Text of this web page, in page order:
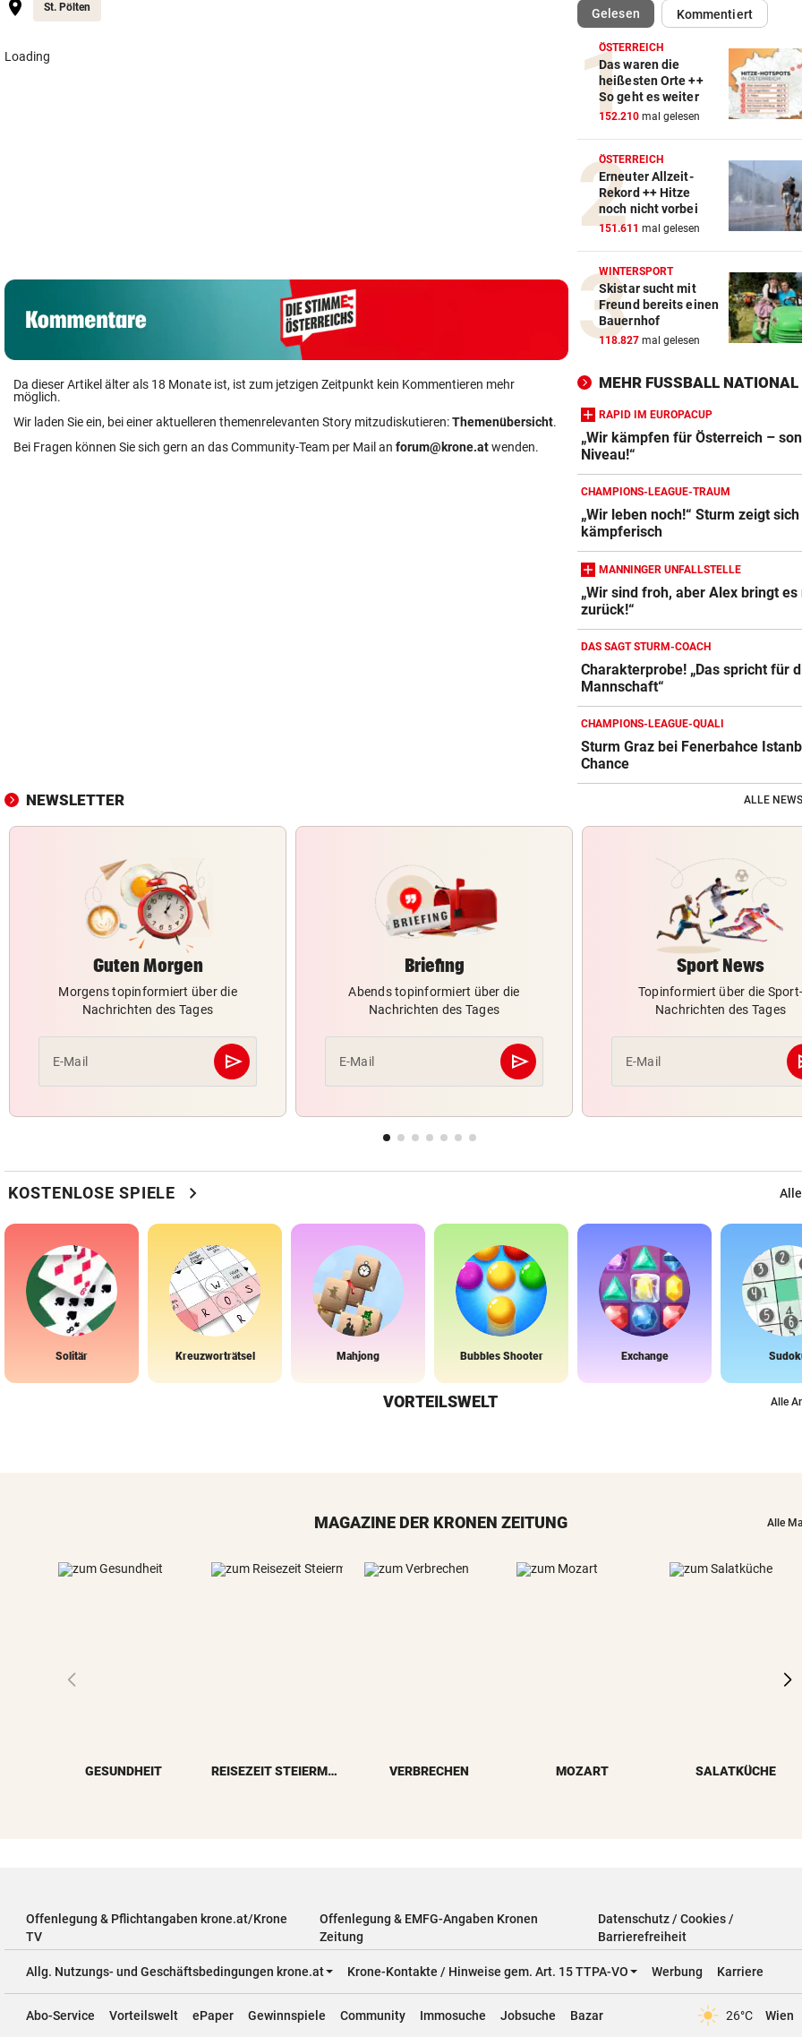
St. Pölten
Loading
Da dieser Artikel älter als 18 Monate ist, ist zum jetzigen Zeitpunkt kein Kommentieren mehr
möglich.
Wir laden Sie ein, bei einer aktuelleren themenrelevanten Story mitzudiskutieren:Themenübersicht.
Bei Fragen können Sie sich gern an das Community-Team per Mail an forum@krone.atwenden.
Gelesen(ausgewählt)Kommentiert
ÖSTERREICH
Das waren die
heißesten Orte ++
So geht es weiter
152.210 mal gelesen
ÖSTERREICH
Erneuter Allzeit-
Rekord ++ Hitze
noch nicht vorbei
151.611 mal gelesen
WINTERSPORT
Skistar sucht mit
Freund bereits einen
Bauernhof
118.827 mal gelesen
MEHR FUSSBALL NATIONAL
RAPID IM EUROPACUP
„Wir kämpfen für Österreich –
Niveau!“
CHAMPIONS-LEAGUE-TRAUM
„Wir leben noch!“ Sturm zeigt sich
kämpferisch
MANNINGER UNFALLSTELLE
„Wir sind froh, aber Alex bringt es
zurück!“
DAS SAGT STURM-COACH
Charakterprobe! „Das spricht für
Mannschaft“
CHAMPIONS-LEAGUE-QUALI
Sturm Graz bei Fenerbahce
Chance
NEWSLETTER ALLE
Guten Morgen
Morgens topinformiert über die
Nachrichten des Tages
E-Mail send
Abschicken
Briefing
Abends topinformiert über die
Nachrichten des Tages
E-Mail send
Abschicken
Sport News
Topinformiert über die Sport-
Nachrichten des Tages
E-Mail
KOSTENLOSE SPIELE chevron_right
Solitär Kreuzworträtsel Mahjong Bubbles Shooter Exchange
VORTEILSWELT Alle
MAGAZINE DER KRONEN ZEITUNG Alle
GESUNDHEIT REISEZEIT STEIERMARK VERBRECHEN MOZART SALATKÜCHE
Offenlegung & Pflichtangaben krone.at/Krone
TV
Offenlegung & EMFG-Angaben Kronen
Zeitung
Datenschutz / Cookies /
Barrierefreiheit
Allg. Nutzungs- und Geschäftsbedingungen krone.at Krone-Kontakte / Hinweise gem. Art. 15 TTPA-VO Werbung Karriere
Abo-Service Vorteilswelt ePaper Gewinnspiele Community Immosuche Jobsuche Bazar 26°C Wien